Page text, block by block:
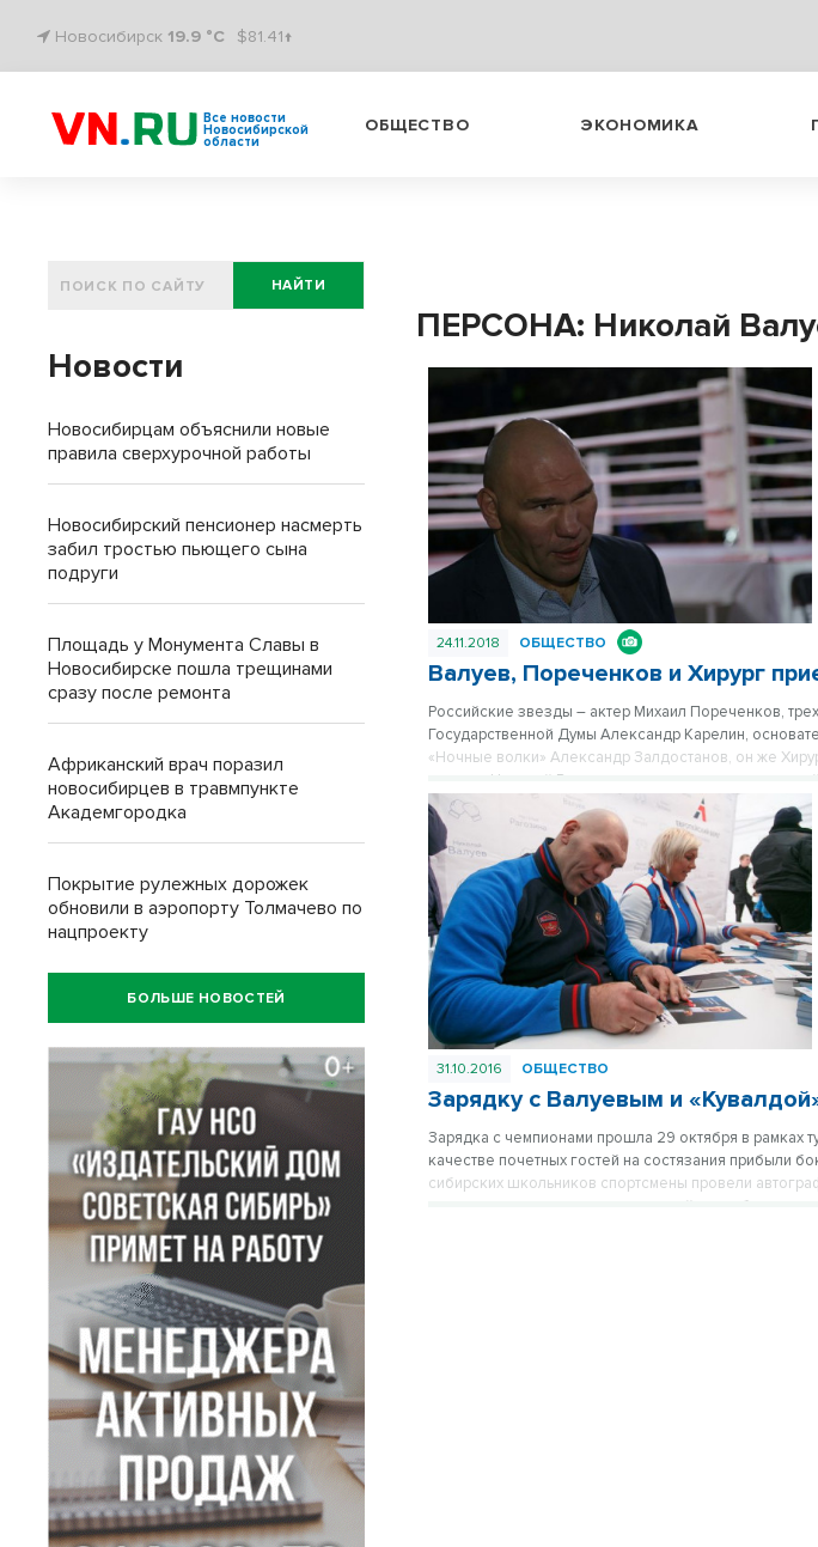
Новосибирск 19.9 °C $81.41↑
Все новости
Новосибирской
области
ОБЩЕСТВО ЭКОНОМИКА
ПЕРСОНА: Николай
24.11.2018 ОБЩЕСТВО
Валуев, Пореченков и Хирург
Российские звезды – актер Михаил Пореченков,
Государственной Думы Александр Карелин,
«Ночные волки» Александр Залдостанов, он же
деятель Николай Валуев приехали на
Новосибирске сегодня, 24 ноября, в ЛДС Сибирь.
31.10.2016 ОБЩЕСТВО
Зарядку с Валуевым и
Зарядка с чемпионами прошла 29 октября в рамках
качестве почетных гостей на состязания прибыли
сибирских школьников спортсмены провели
кулаками рядом с легендами российского бокса
НАЙТИ
Новости
Новосибирцам объяснили новые
правила сверхурочной работы
Новосибирский пенсионер насмерть
забил тростью пьющего сына
подруги
Площадь у Монумента Славы в
Новосибирске пошла трещинами
сразу после ремонта
Африканский врач поразил
новосибирцев в травмпункте
Академгородка
Покрытие рулежных дорожек
обновили в аэропорту Толмачево по
нацпроекту
БОЛЬШЕ НОВОСТЕЙ